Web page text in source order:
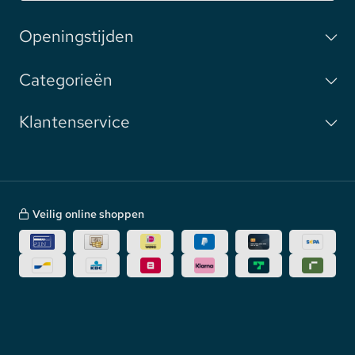
Openingstijden
Categorieën
Klantenservice
Veilig online shoppen